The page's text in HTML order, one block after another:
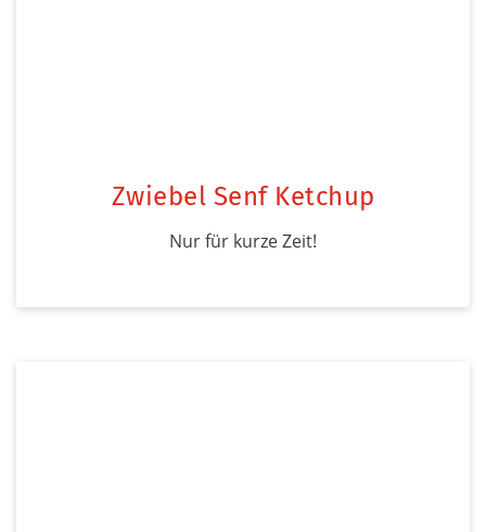
Zwiebel Senf Ketchup
Nur für kurze Zeit!